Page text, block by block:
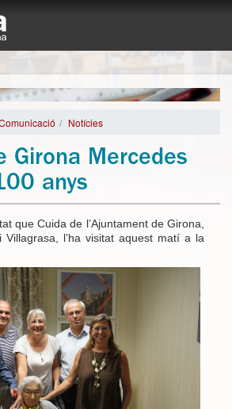
Notícies
Girona Mercedes
anys
que Cuida de l’Ajuntament de Girona,
l’ha visitat aquest matí a la